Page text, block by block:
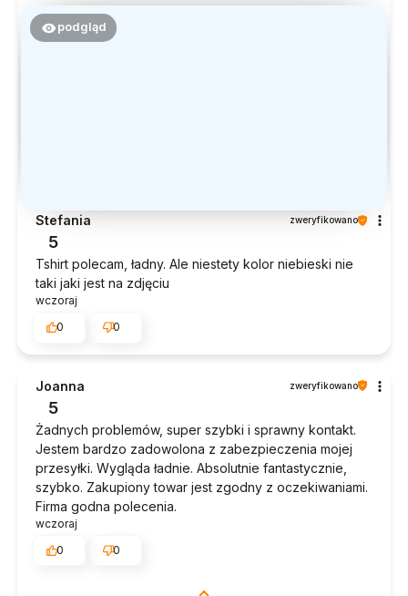
podgląd
Stefania zweryfikowano
5
Tshirt polecam, ładny. Ale niestety kolor niebieski nie
taki jaki jest na zdjęciu
wczoraj
0
0
Joanna zweryfikowano
5
Żadnych problemów, super szybki i sprawny kontakt.
Jestem bardzo zadowolona z zabezpieczenia mojej
przesyłki. Wygląda ładnie. Absolutnie fantastycznie,
szybko. Zakupiony towar jest zgodny z oczekiwaniami.
Firma godna polecenia.
wczoraj
0
0